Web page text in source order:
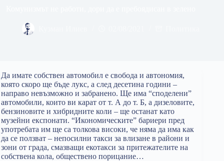
Да имате собствен автомобил е свобода и автономия,
която скоро ще бъде лукс, а след десетина години –
направо невъзможно и забранено. Ще има “споделени”
автомобили, които ви карат от т. А до т. Б, а дизеловите,
бензиновите и хибридните коли – ще останат като
музейни експонати. “Икономическите” бариери пред
употребата им ще са толкова високи, че няма да има как
да се ползват – непосилни такси за влизане в райони и
зони от града, смазващи екотакси за притежателите на
собствена кола, обществено порицание…